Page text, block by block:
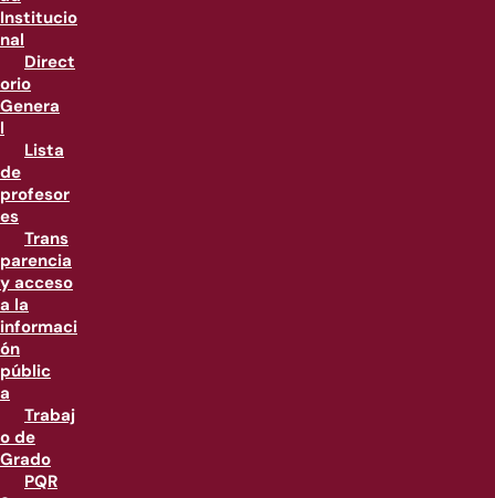
Institucio
nal
Direct
orio
Genera
l
Lista
de
profesor
es
Trans
parencia
y acceso
a la
informaci
ón
públic
a
Trabaj
o de
Grado
PQR